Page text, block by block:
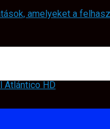
amelyeket a